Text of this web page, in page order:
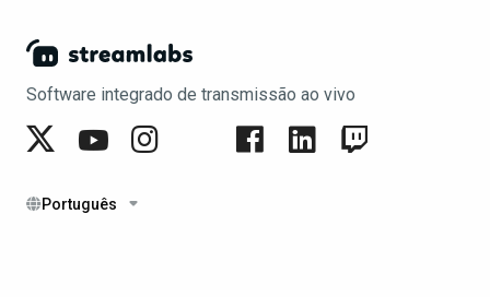
Software integrado de transmissão ao vivo
Português